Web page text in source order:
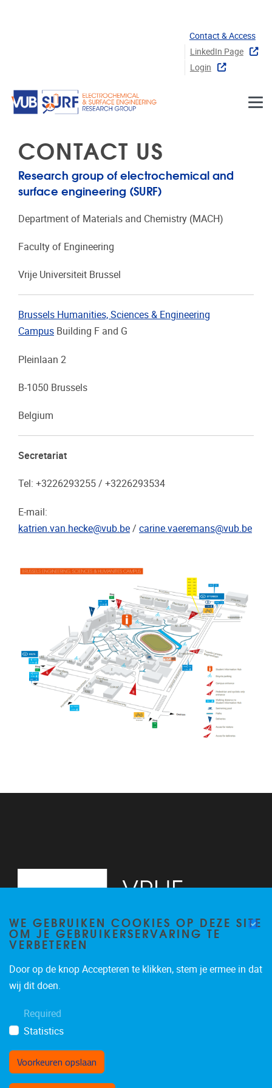
Contact & Access
LinkedIn Page
Login
CONTACT US
Research group of electrochemical and
surface engineering (SURF)
Department of Materials and Chemistry (MACH)
Faculty of Engineering
Vrije Universiteit Brussel
Brussels Humanities, Sciences & Engineering
Campus Building F and G
Pleinlaan 2
B-1050 Brussels
Belgium
Secretariat
Tel: +3226293255 / +3226293534
E-mail:
katrien.van.hecke@vub.be / carine.vaeremans@vub.be
WE GEBRUIKEN COOKIES OP DEZE SITE
OM JE GEBRUIKERSERVARING TE
VERBETEREN
Door op de knop Accepteren te klikken, stem je ermee in dat
wij dit doen.
Required
Statistics
Voorkeuren opslaan